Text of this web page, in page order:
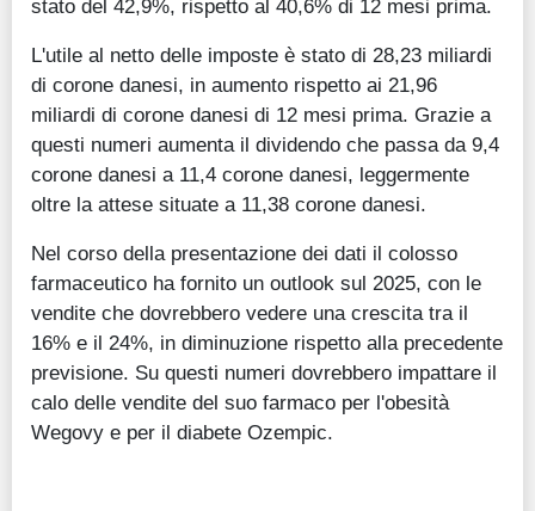
stato del 42,9%, rispetto al 40,6% di 12 mesi prima.
L'utile al netto delle imposte è stato di 28,23 miliardi
di corone danesi, in aumento rispetto ai 21,96
miliardi di corone danesi di 12 mesi prima. Grazie a
questi numeri aumenta il dividendo che passa da 9,4
corone danesi a 11,4 corone danesi, leggermente
oltre la attese situate a 11,38 corone danesi.
Nel corso della presentazione dei dati il colosso
farmaceutico ha fornito un outlook sul 2025, con le
vendite che dovrebbero vedere una crescita tra il
16% e il 24%, in diminuzione rispetto alla precedente
previsione. Su questi numeri dovrebbero impattare il
calo delle vendite del suo farmaco per l'obesità
Wegovy e per il diabete Ozempic.